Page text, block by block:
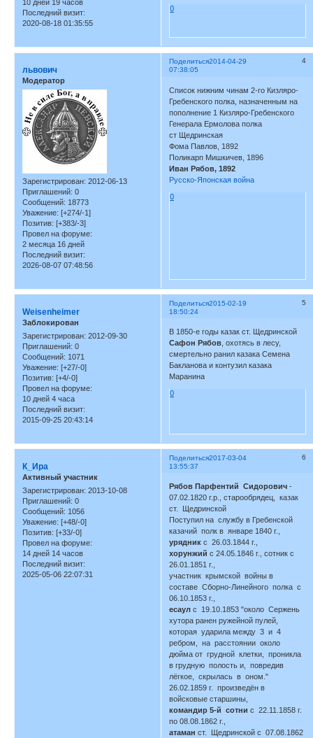
10 дней 19 часов
Последний визит:
2020-08-18 01:35:55
0
Поделиться 4
2014-04-29
07:38:05
львович
Модератор
Зарегистрирован: 2012-06-13
Приглашений: 0
Сообщений: 18773
Уважение: [+274/-1]
Позитив: [+383/-3]
Провел на форуме:
2 месяца 16 дней
Последний визит:
2026-08-07 07:48:56
Список нижним чинам 2-го Кизляро-
Гребенского полка, назначенным на
пополнение 1 Кизляро-Гребенского
Генерала Ермолова полка
ст Щедринская
Фома Павлов, 1892
Поликарп Мишкичев, 1896
Иван Рябов, 1892
Русско-Японская война
0
Поделиться 5
2015-02-19
18:50:24
Weisenheimer
Заблокирован
Зарегистрирован: 2012-09-30
Приглашений: 0
Сообщений: 1071
Уважение: [+27/-0]
Позитив: [+4/-0]
Провел на форуме:
10 дней 4 часа
Последний визит:
2015-09-25 20:43:14
В 1850-е годы казак ст. Щедринской
Сафон Рябов , охотясь в лесу,
смертельно ранил казака Семена
Бакланова и контузил казака
Маранина
0
Поделиться 6
2017-03-04
13:55:37
К_Ира
Активный участник
Зарегистрирован: 2013-10-08
Приглашений: 0
Сообщений: 1056
Уважение: [+48/-0]
Позитив: [+33/-0]
Провел на форуме:
14 дней 14 часов
Последний визит:
2025-05-06 22:07:31
Рябов Парфентий Сидорович-
07.02.1820 г.р., старообрядец, казак
ст. Щедринской
Поступил на службу в Гребенской
казачий полк в январе 1840 г.,
урядник с 26.03.1844 г.,
хорунжий с 24.05.1846 г., сотник с
26.01.1851 г.,
участник крымской войны в
составе Сборно-Линейного полка с
06.10.1853 г.,
есаулс 19.10.1853 "около Сержень
хутора ранен ружейной пулей,
которая ударила между 3 и 4
ребром, на расстоянии около
дюйма от грудной клетки, проникла
в грудную полость и, повредив
лёгкое, скрылась в оном."
26.02.1859 г. произведён в
войсковые старшины,
командир 5-й сотнис 22.11.1858 г.
по 08.08.1862 г.,
атаманст. Щедринской с 07.08.1862